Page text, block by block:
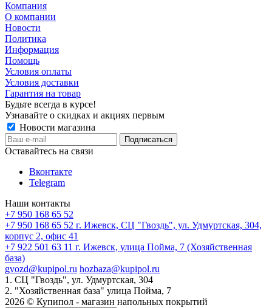
Компания
О компании
Новости
Политика
Информация
Помощь
Условия оплаты
Условия доставки
Гарантия на товар
Будьте всегда в курсе!
Узнавайте о скидках и акциях первым
Новости магазина
Оставайтесь на связи
Вконтакте
Telegram
Наши контакты
+7 950 168 65 52
+7 950 168 65 52 г. Ижевск, СЦ "Гвоздь", ул. Удмуртская, 304,
корпус 2, офис 41
+7 922 501 63 11 г. Ижевск, улица Пойма, 7 (Хозяйственная
база)
gvozd@kupipol.ru hozbaza@kupipol.ru
1. СЦ "Гвоздь", ул. Удмуртская, 304
2. "Хозяйственная база" улица Пойма, 7
2026 © Купипол - магазин напольных покрытий